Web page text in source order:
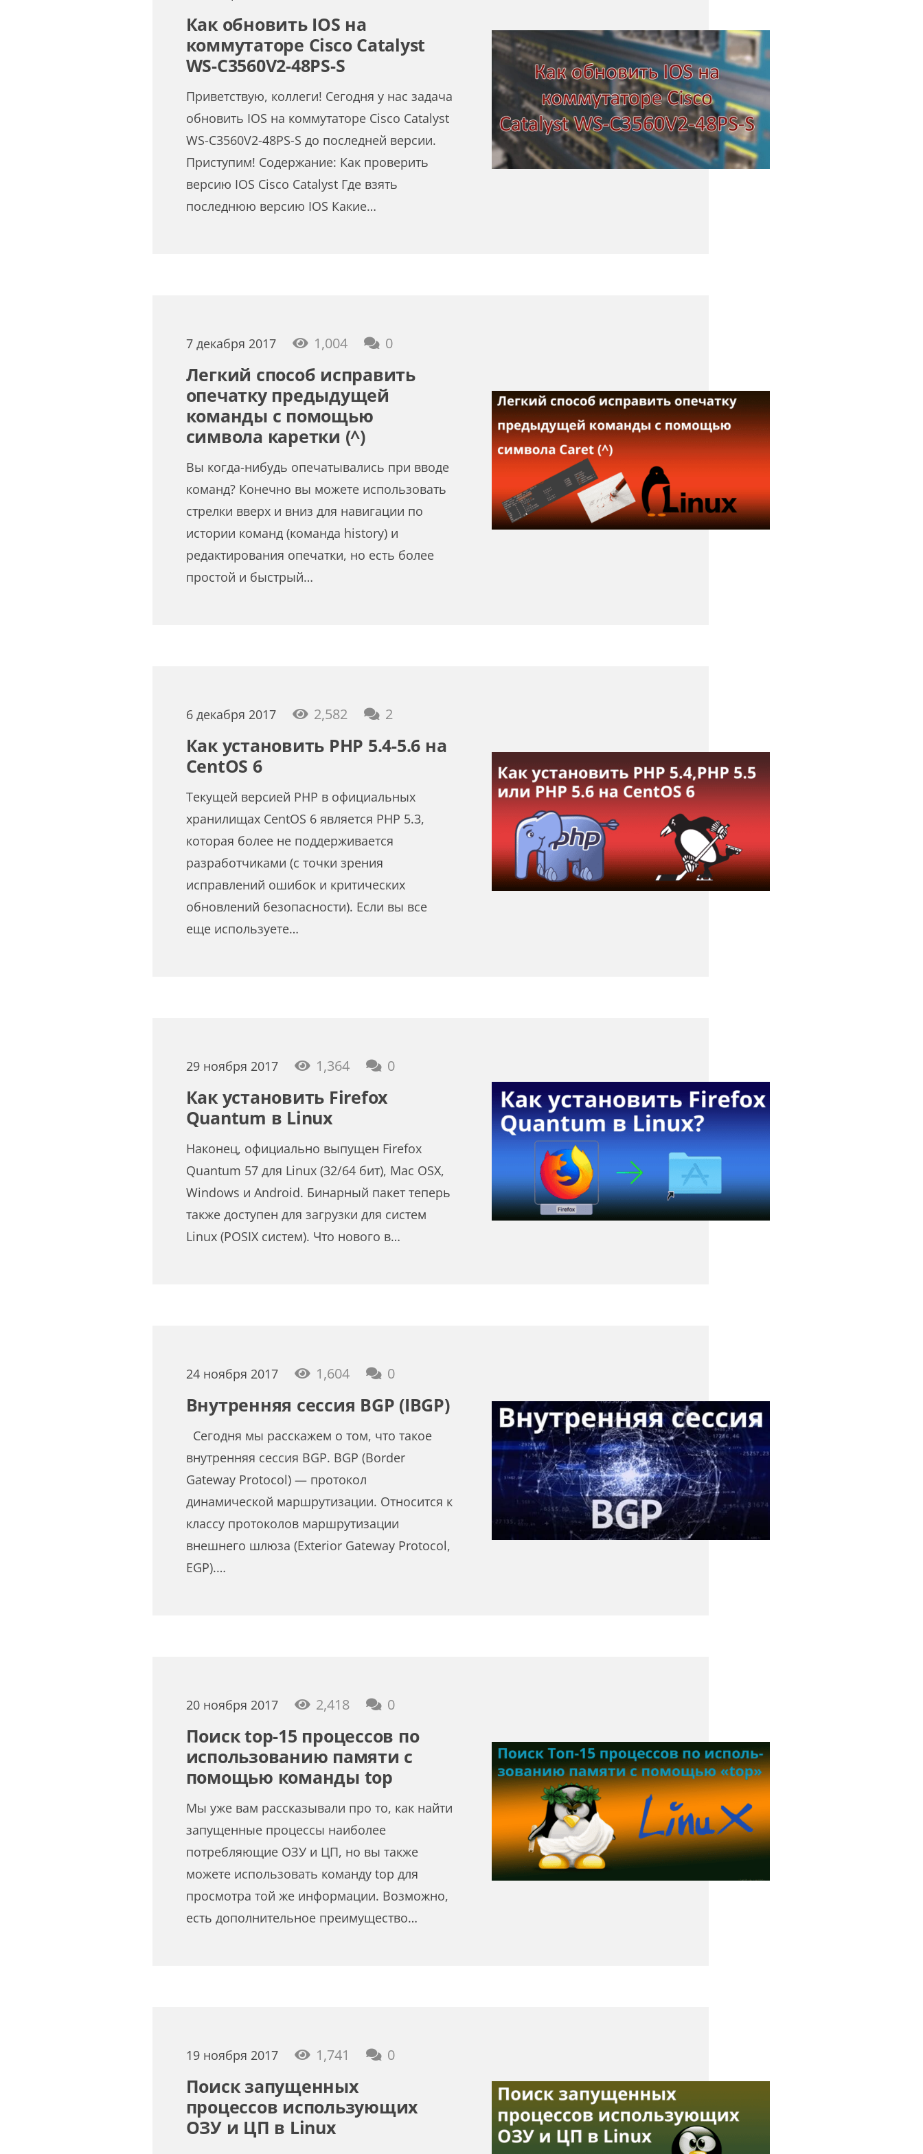
Как обновить IOS на
коммутаторе Cisco Catalyst
WS-C3560V2-48PS-S
Приветствую, коллеги! Сегодня у нас задача
обновить IOS на коммутаторе Cisco Catalyst
WS-C3560V2-48PS-S до последней версии.
Приступим! Содержание: Как проверить
версию IOS Cisco Catalyst Где взять
последнюю версию IOS Какие…
7 декабря 2017 1,004 0
Легкий способ исправить
опечатку предыдущей
команды с помощью
символа каретки (^)
Вы когда-нибудь опечатывались при вводе
команд? Конечно вы можете использовать
стрелки вверх и вниз для навигации по
истории команд (команда history) и
редактирования опечатки, но есть более
простой и быстрый…
6 декабря 2017 2,582 2комментария
Как установить PHP 5.4-5.6 на
CentOS 6
Текущей версией PHP в официальных
хранилищах CentOS 6 является PHP 5.3,
которая более не поддерживается
разработчиками (с точки зрения
исправлений ошибок и критических
обновлений безопасности). Если вы все
еще используете…
29 ноября 2017 1,364 0
Как установить Firefox
Quantum в Linux
Наконец, официально выпущен Firefox
Quantum 57 для Linux (32/64 бит), Mac OSX,
Windows и Android. Бинарный пакет теперь
также доступен для загрузки для систем
Linux (POSIX систем). Что нового в…
24 ноября 2017 1,604 0
Внутренняя сессия BGP (IBGP)
Сегодня мы расскажем о том, что такое
внутренняя сессия BGP. BGP (Border
Gateway Protocol) — протокол
динамической маршрутизации. Относится к
классу протоколов маршрутизации
внешнего шлюза (Exterior Gateway Protocol,
EGP).…
20 ноября 2017 2,418 0
Поиск top-15 процессов по
использованию памяти с
помощью команды top
Мы уже вам рассказывали про то, как найти
запущенные процессы наиболее
потребляющие ОЗУ и ЦП, но вы также
можете использовать команду top для
просмотра той же информации. Возможно,
есть дополнительное преимущество…
19 ноября 2017 1,741 0
Поиск запущенных
процессов использующих
ОЗУ и ЦП в Linux